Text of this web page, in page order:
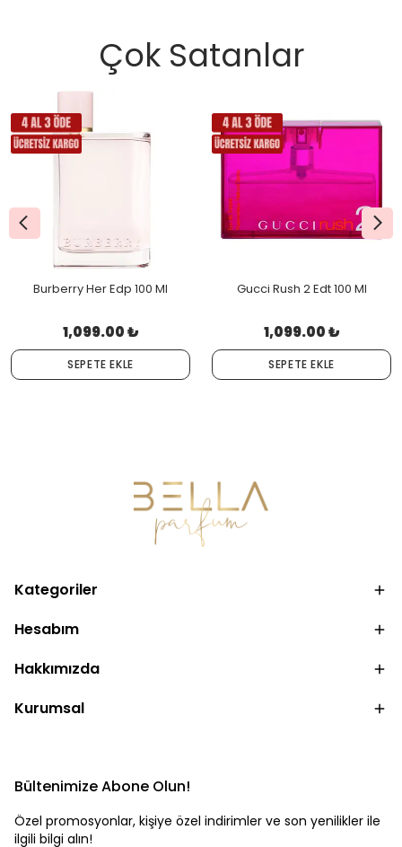
Çok Satanlar
Burberry Her Edp 100 Ml
1,099.00 ₺
SEPETE EKLE
Gucci Rush 2 Edt 100 Ml
1,099.00 ₺
SEPETE EKLE
Kategoriler
Hesabım
Hakkımızda
Kurumsal
Bültenimize Abone Olun!
Özel promosyonlar, kişiye özel indirimler ve son yenilikler ile
ilgili bilgi alın!